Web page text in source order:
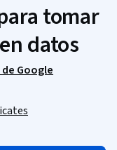
tomar
datos
Google